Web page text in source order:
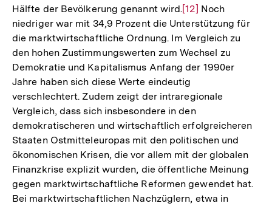
Hälfte der Bevölkerung genannt wird.Zur
Auflösung
der
Fußnote
[12] Noch
niedriger war mit 34,9 Prozent die Unterstützung für
die marktwirtschaftliche Ordnung. Im Vergleich zu
den hohen Zustimmungswerten zum Wechsel zu
Demokratie und Kapitalismus Anfang der 1990er
Jahre haben sich diese Werte eindeutig
verschlechtert. Zudem zeigt der intraregionale
Vergleich, dass sich insbesondere in den
demokratischeren und wirtschaftlich erfolgreicheren
Staaten Ostmitteleuropas mit den politischen und
ökonomischen Krisen, die vor allem mit der globalen
Finanzkrise explizit wurden, die öffentliche Meinung
gegen marktwirtschaftliche Reformen gewendet hat.
Bei marktwirtschaftlichen Nachzüglern, etwa in